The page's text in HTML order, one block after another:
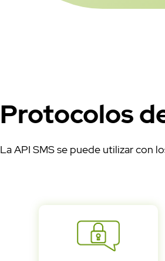
if ($_[3] eq
if (
my
capturada
print
print
[0]{'destination'}."\n";
Protocolos
La API SMS se puede utilizar con